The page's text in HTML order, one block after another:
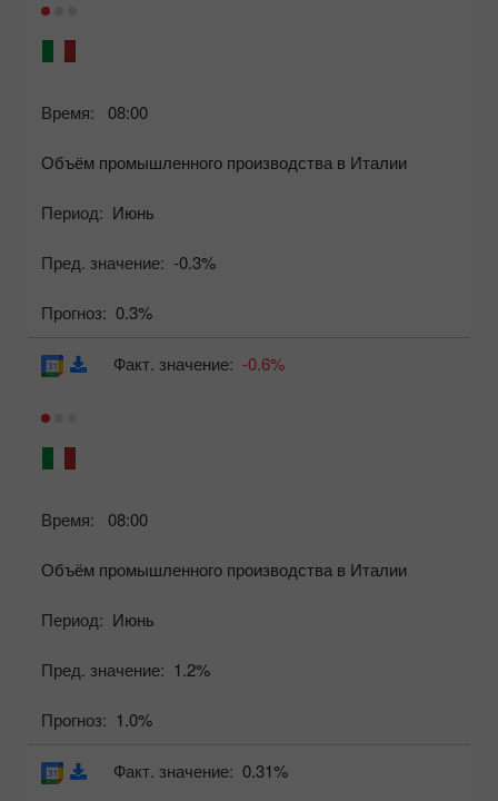
Время: 08:00
Объём промышленного производства в Италии
Период: Июнь
Пред. значение: -0.3%
Прогноз: 0.3%
Время: 08:00
Объём промышленного производства в Италии
Период: Июнь
Пред. значение: 1.2%
Прогноз: 1.0%
Факт. значение: -0.6%
Факт. значение: 0.31%